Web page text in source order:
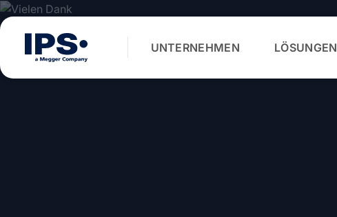
Zum
Inhalt
springen
UNTERNEHMEN LÖSUNGEN